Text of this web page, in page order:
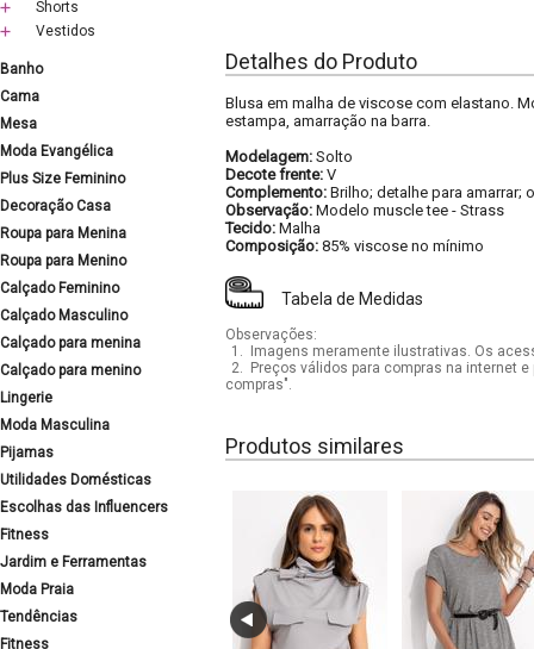
Shorts
Vestidos
Banho
Cama
Mesa
Moda Evangélica
Plus Size Feminino
Decoração Casa
Roupa para Menina
Roupa para Menino
Calçado Feminino
Calçado Masculino
Calçado para menina
Calçado para menino
Lingerie
Moda Masculina
Pijamas
Utilidades Domésticas
Escolhas das Influencers
Fitness
Jardim e Ferramentas
Moda Praia
Tendências
Fitness
Detalhes do Produto
Blusa em malha de viscose com elastano.
estampa, amarração na barra.
Modelagem: Solto
Decote frente: V
Complemento: Brilho; detalhe para
Observação: Modelo muscle tee - Strass
Tecido: Malha
Composição: 85% viscose no mínimo
Tabela de Medidas
Observações:
1.
Imagens meramente ilustrativas. Os
2.
Preços válidos para compras na internet
compras".
Produtos similares